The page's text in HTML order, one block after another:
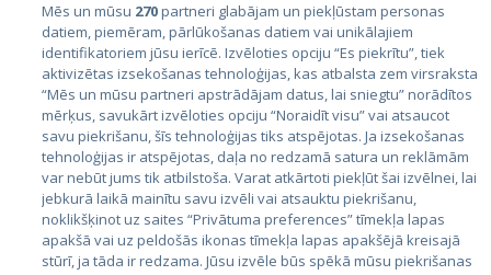
Valstis
Igaunija
Latvija
Lietuva
Mēs un mūsu 270partneri glabājam un piekļūstam personas
datiem, piemēram, pārlūkošanas datiem vai unikālajiem
identifikatoriem jūsu ierīcē. Izvēloties opciju “Es piekrītu”, tiek
aktivizētas izsekošanas tehnoloģijas, kas atbalsta zem virsraksta
“Mēs un mūsu partneri apstrādājam datus, lai sniegtu” norādītos
mērķus, savukārt izvēloties opciju “Noraidīt visu” vai atsaucot
savu piekrišanu, šīs tehnoloģijas tiks atspējotas. Ja izsekošanas
tehnoloģijas ir atspējotas, daļa no redzamā satura un reklāmām
var nebūt jums tik atbilstoša. Varat atkārtoti piekļūt šai izvēlnei, lai
jebkurā laikā mainītu savu izvēli vai atsauktu piekrišanu,
noklikšķinot uz saites “Privātuma preferences” tīmekļa lapas
apakšā vai uz peldošās ikonas tīmekļa lapas apakšējā kreisajā
stūrī, ja tāda ir redzama. Jūsu izvēle būs spēkā mūsu piekrišanas